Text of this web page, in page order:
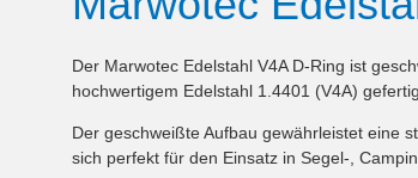
Der Marwotec Edelstahl V4A D-Ring ist
hochwertigem Edelstahl 1.4401 (V4A)
Der geschweißte Aufbau gewährleistet eine
sich perfekt für den Einsatz in Segel-,